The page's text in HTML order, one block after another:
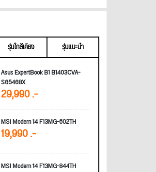
รุ่นใกล้เคียง
รุ่นแนะนำ
Asus ExpertBook B1 B1403CVA-
S65468X
29,990 .-
MSI Modern 14 F13MG-602TH
19,990 .-
MSI Modern 14 F13MG-844TH